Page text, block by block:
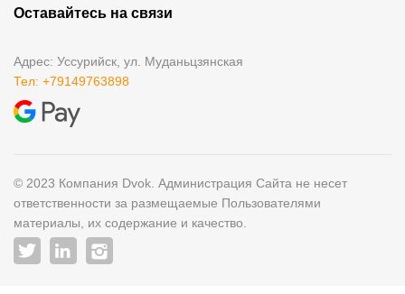
Оставайтесь на связи
Адрес: Уссурийск, ул. Муданьцзянская
Тел: +79149763898
© 2023 Компания Dvok. Администрация Сайта не несет
ответственности за размещаемые Пользователями
материалы, их содержание и качество.